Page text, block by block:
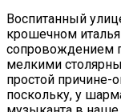
Воспитанный
крошечном
сопровождением
мелкими
простой причине-
поскольку, у